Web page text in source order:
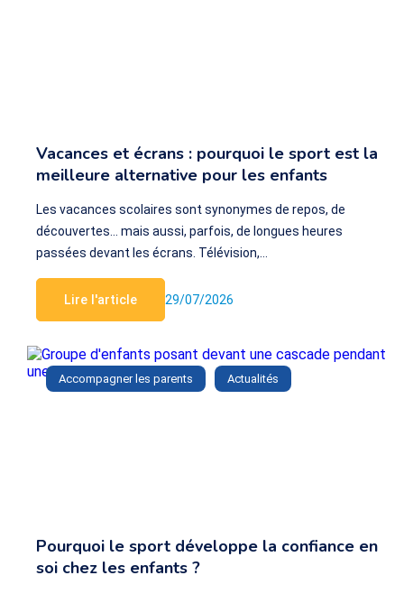
Vacances et écrans : pourquoi le sport est la
meilleure alternative pour les enfants
Les vacances scolaires sont synonymes de repos, de
découvertes… mais aussi, parfois, de longues heures
passées devant les écrans. Télévision,…
Lire l'article 29/07/2026
Accompagner les parents Actualités
Pourquoi le sport développe la confiance en
soi chez les enfants ?